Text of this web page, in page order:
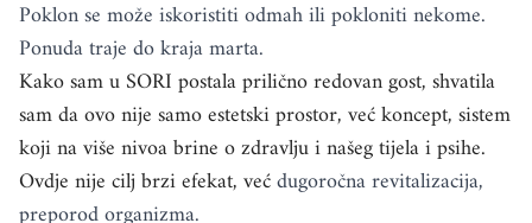
Poklon se može iskoristiti odmah ili pokloniti nekome.
Ponuda traje do kraja marta.
Kako sam u SORI postala prilično redovan gost, shvatila
sam da ovo nije samo estetski prostor, već koncept, sistem
koji na više nivoa brine o zdravlju i našeg tijela i psihe.
Ovdje nije cilj brzi efekat, većdugoročna revitalizacija,
preporod organizma.